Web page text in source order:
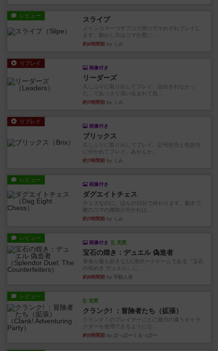
レビュー スライプ
メインコマ一つサブコマ四つでそれぞれプレイし
ます。動かし方はコマか壁に...
約6時間前 by くみ
リプレイ
画像付き
リーダーズ
久しぶりに取り出してプレイ。詰めきれなかっ
た…であっさり追い込まれて負...
約7時間前 by くみ
リプレイ
画像付き
ブリックス
久しぶりに取り出してプレイ。記号担当と色担当
に分かれてプレイ。あかんか...
約7時間前 by くみ
レビュー
画像付き
ダグエイトチェス
チェスなのに、ほんの10分で終わります。動きで
敵のコマの種類が分かれば...
約7時間前 by くみ
レビュー
画像付き 充実
宝石の煌き：デュエル 偽造者
筆者が最も好きな2人用ボードゲームである『宝石
の煌めき デュエル』に、...
約8時間前 by 手動人形
レビュー
充実
クランク! ：冒険者たち（拡張）
クランク！のプレイヤーごとに能力の違うキャラ
クターを使用できるようにな...
約9時間前 by ぽっぽーくるっぽー